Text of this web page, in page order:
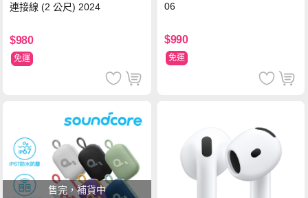
連接線 (2 公尺) 2024
$980
免運
06
$990
免運
售完，補貨中